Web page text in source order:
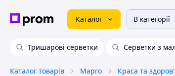
Каталог В категорії
Тришарові серветки Серветки з
Каталог товарів Марго Краса та